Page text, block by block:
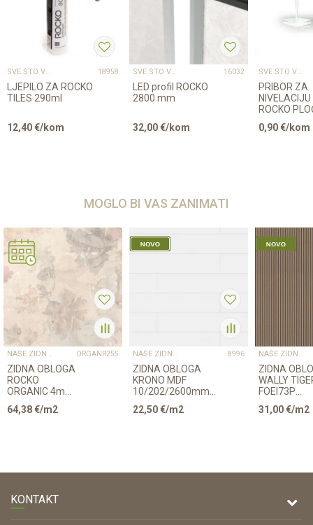
SVE ŠTO VAM TREBA ZA PROFESIONALNU MONTAŽU 18958
LJEPILO ZA ROCKO
TILES 290ml
12,40€/kom
SVE ŠTO VAM TREBA ZA PROFESIONALNU MONTAŽU 16032
LED profil ROCKO
2800 mm
32,00€/kom
SVE ŠTO VAM TREBA ZA PROFESIONALNU MONTAŽU
PRIBOR ZA
NIVELACIJU
ROCKO
0,90€/kom
MOGLO BI VAS ZANIMATI
NAŠE ZIDNE OBLOGE PROSTORU DAJU KARAKTER I TOPLINU ORGANR255
ZIDNA OBLOGA
ROCKO
ORGANIC 4mm
1230/2800
64,38€/m2
NAŠE ZIDNE OBLOGE PROSTORU DAJU KARAKTER I TOPLINU 8996
ZIDNA OBLOGA
KRONO MDF
10/202/2600mm
p=3,151 9002 BIJELA
22,50€/m2
NAŠE ZIDNE OBLOGE PROSTORU DAJU KARAKTER I TOPLINU
ZIDNA
WALLY
FOEI73P
CRNA/
8/180/
31,00€/m2
KONTAKT